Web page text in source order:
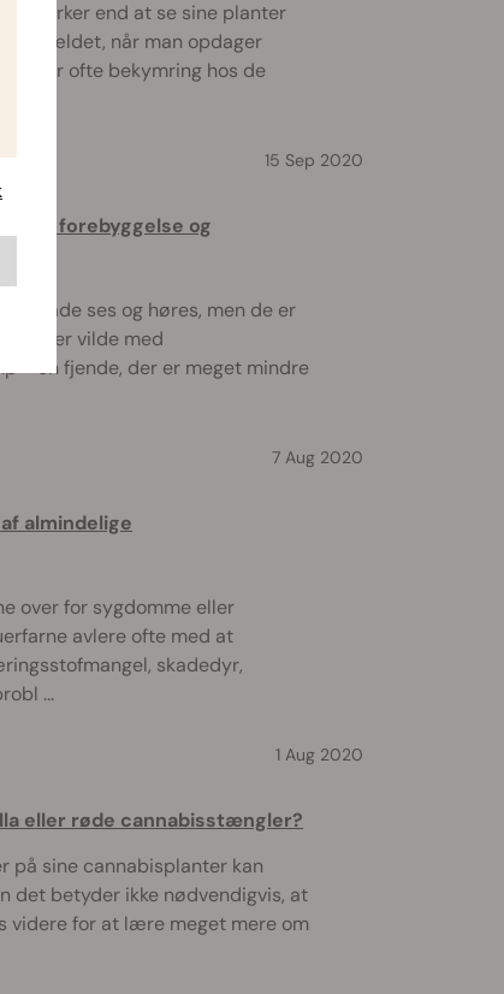
dyrker end at se sine planter
tilfældet, når man opdager
ofte bekymring hos de
15 Sep 2020
forebyggelse og
både ses og høres, men de er
som er vilde med
- en fjende, der er meget mindre
7 Aug 2020
almindelige
over for sygdomme eller
avlere ofte med at
skadedyr,
...
1 Aug 2020
eller røde cannabisstængler?
sine cannabisplanter kan
det betyder ikke nødvendigvis, at
videre for at lære meget mere om